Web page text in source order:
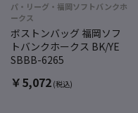
パ・リーグ・福岡ソフトバンクホ
ークス
ボストンバッグ 福岡ソフ
トバンクホークス BK/YE
SBBB-6265
￥5,072 (税込)